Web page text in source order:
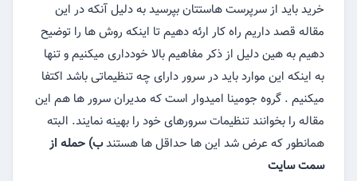
خرید باید از سرپرست هاستتان بپرسید به دلیل آنکه در این
مقاله قصد داریم راه کار ارئه دهیم تا اینکه روش ها را توضیح
دهیم به هین دلیل از ذکر مفاهیم بالا خودداری میکنیم و تنها
به اینکه این موارد باید در سرور دارای چه تنظیماتی باشد اکتفا
میکنیم . گروه جومینا امیدوار است که مدیران سرور ها هم این
مقاله را بخوانند تنظیمات سرورهای خود را بهینه نمایند. البته
همانطور که عرض شد این ها حداقل ها هستندب) حمله از
سمت سایت